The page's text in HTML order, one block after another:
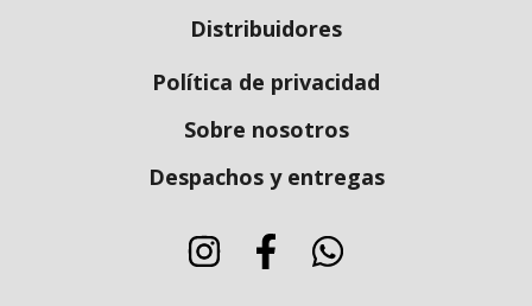
Distribuidores
Política de privacidad
Sobre nosotros
Despachos y entregas